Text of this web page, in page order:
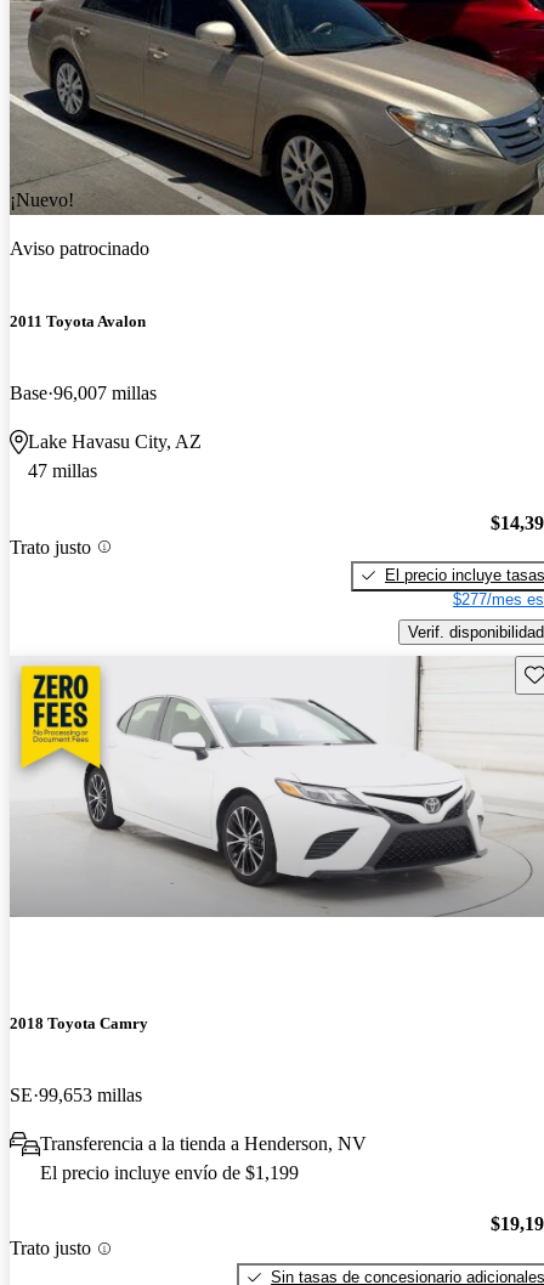
¡Nuevo!
Aviso patrocinado
2011 Toyota Avalon
Base 96,007 millas
Lake Havasu City, AZ
47 millas
Trato justo
El precio incluye tasas
$277/mes
Verif. disponibilidad
2018 Toyota Camry
SE 99,653 millas
Transferencia a la tienda a Henderson, NV
El precio incluye envío de $1,199
Trato justo
Sin tasas de concesionario adicionales